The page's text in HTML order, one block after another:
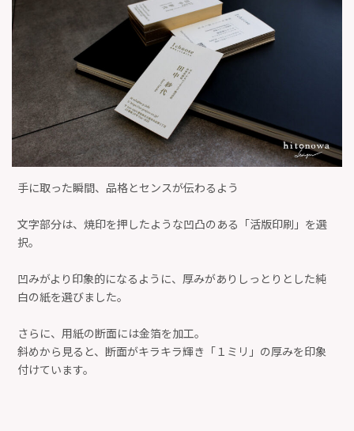
手に取った瞬間、品格とセンスが伝わるよう
文字部分は、焼印を押したような凹凸のある「活版印刷」を選
択。
凹みがより印象的になるように、厚みがありしっとりとした純
白の紙を選びました。
さらに、用紙の断面には金箔を加工。
斜めから見ると、断面がキラキラ輝き「１ミリ」の厚みを印象
付けています。